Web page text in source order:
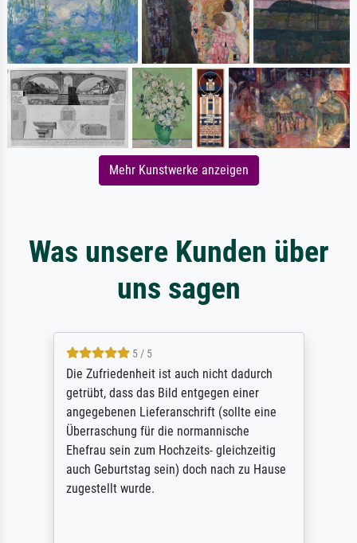
Mehr Kunstwerke anzeigen
Was unsere Kunden über
uns sagen
5 / 5
Die Zufriedenheit ist auch nicht dadurch
getrübt, dass das Bild entgegen einer
angegebenen Lieferanschrift (sollte eine
Überraschung für die normannische
Ehefrau sein zum Hochzeits- gleichzeitig
auch Geburtstag sein) doch nach zu Hause
zugestellt wurde.